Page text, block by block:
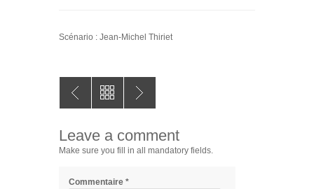
Scénario : Jean-Michel Thiriet
Leave a comment
Make sure you fill in all mandatory fields.
Commentaire *